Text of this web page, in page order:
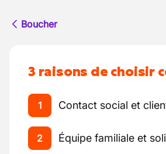
Boucher
3 raisons de choisir
1 Contact social et
2 Équipe familiale et